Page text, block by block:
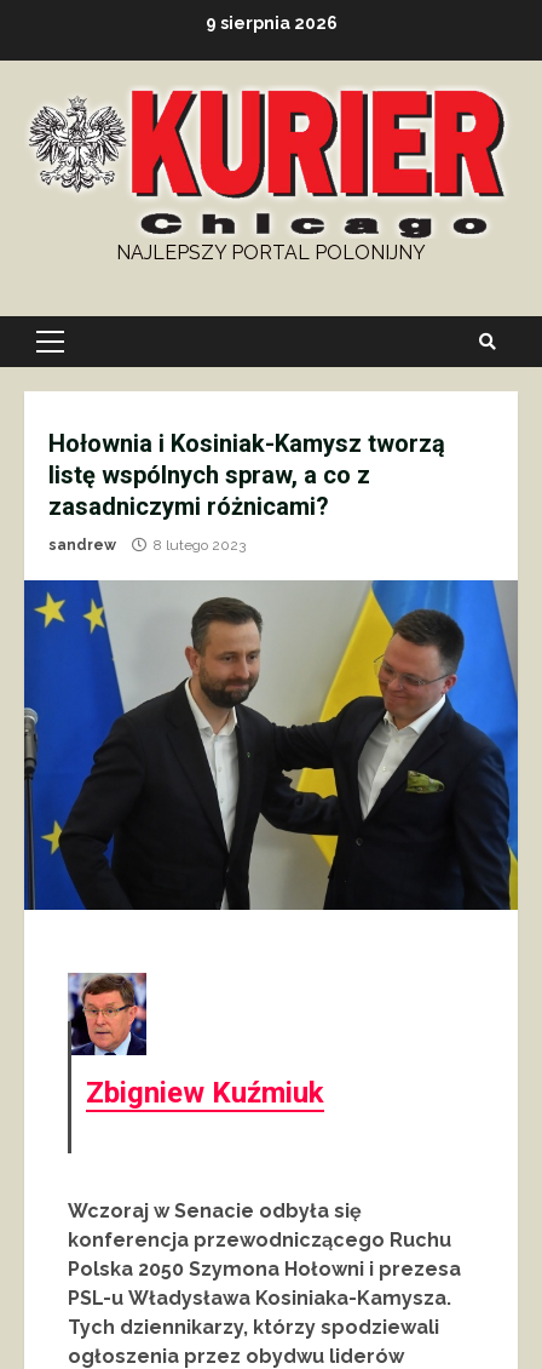
9 sierpnia 2026
NAJLEPSZY PORTAL POLONIJNY
Primary
Hołownia i Kosiniak-Kamysz tworzą
listę wspólnych spraw, a co z
zasadniczymi różnicami?
sandrew 8 lutego 2023
Zbigniew Kuźmiuk
Wczoraj w Senacie odbyła się
konferencja przewodniczącego Ruchu
Polska 2050 Szymona Hołowni i prezesa
PSL-u Władysława Kosiniaka-Kamysza.
Tych dziennikarzy, którzy spodziewali
ogłoszenia przez obydwu liderów